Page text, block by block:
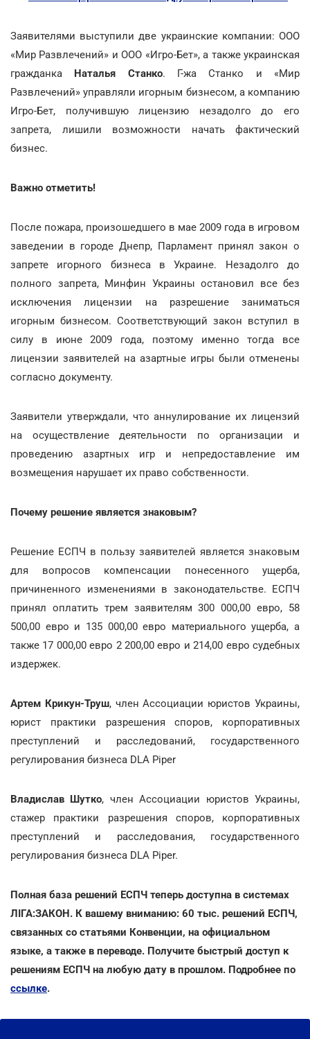
Заявителями выступили две украинские компании: ООО
«Мир Развлечений» и ООО «Игро-Бет», а также украинская
гражданка Наталья Станко. Г-жа Станко и «Мир
Развлечений» управляли игорным бизнесом, а компанию
Игро-Бет, получившую лицензию незадолго до его
запрета, лишили возможности начать фактический
бизнес.
Важно отметить!
После пожара, произошедшего в мае 2009 года в игровом
заведении в городе Днепр, Парламент принял закон о
запрете игорного бизнеса в Украине. Незадолго до
полного запрета, Минфин Украины остановил все без
исключения лицензии на разрешение заниматься
игорным бизнесом. Соответствующий закон вступил в
силу в июне 2009 года, поэтому именно тогда все
лицензии заявителей на азартные игры были отменены
согласно документу.
Заявители утверждали, что аннулирование их лицензий
на осуществление деятельности по организации и
проведению азартных игр и непредоставление им
возмещения нарушает их право собственности.
Почему решение является знаковым?
Решение ЕСПЧ в пользу заявителей является знаковым
для вопросов компенсации понесенного ущерба,
причиненного изменениями в законодательстве. ЕСПЧ
принял оплатить трем заявителям 300 000,00 евро, 58
500,00 евро и 135 000,00 евро материального ущерба, а
также 17 000,00 евро 2 200,00 евро и 214,00 евро судебных
издержек.
Артем Крикун-Труш, член Ассоциации юристов Украины,
юрист практики разрешения споров, корпоративных
преступлений и расследований, государственного
регулирования бизнеса DLA Piper
Владислав Шутко, член Ассоциации юристов Украины,
стажер практики разрешения споров, корпоративных
преступлений и расследования, государственного
регулирования бизнеса DLA Piper.
Полная база решений ЕСПЧ теперь доступна в системах
ЛIГА:ЗАКОН. К вашему вниманию: 60 тыс. решений ЕСПЧ,
связанных со статьями Конвенции, на официальном
языке, а также в переводе. Получите быстрый доступ к
решениям ЕСПЧ на любую дату в прошлом. Подробнее по
ссылке.